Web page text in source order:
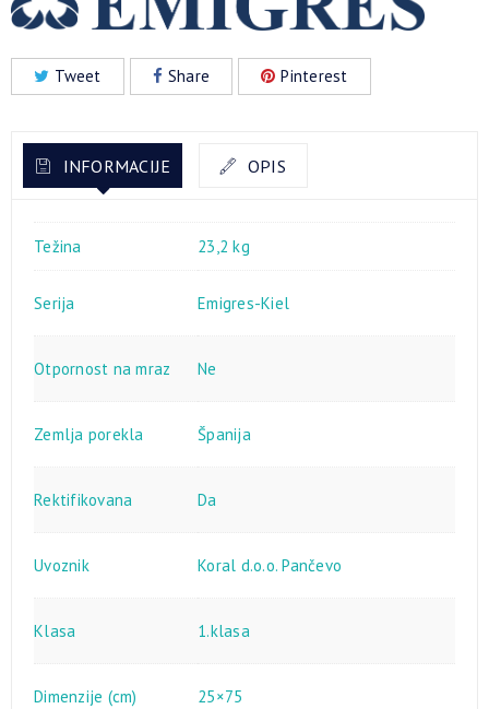
Tweet Share Pinterest
INFORMACIJE OPIS
Težina 23,2 kg
Serija Emigres-Kiel
Otpornost na mraz Ne
Zemlja porekla Španija
Rektifikovana Da
Uvoznik Koral d.o.o. Pančevo
Klasa 1.klasa
Dimenzije (cm) 25×75